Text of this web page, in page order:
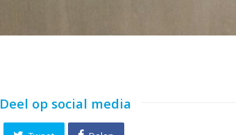
Deel op social media